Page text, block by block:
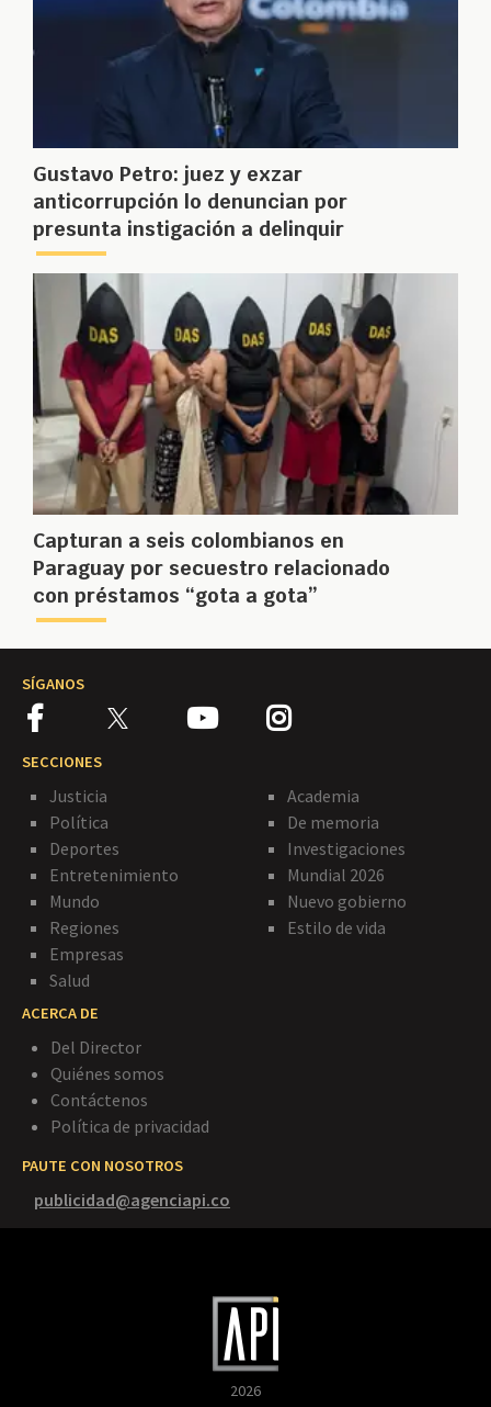
Gustavo Petro: juez y exzar
anticorrupción lo denuncian por
presunta instigación a delinquir
Capturan a seis colombianos en
Paraguay por secuestro relacionado
con préstamos “gota a gota”
SÍGANOS
SECCIONES
Justicia
Política
Deportes
Entretenimiento
Mundo
Regiones
Empresas
Salud
Academia
De memoria
Investigaciones
Mundial 2026
Nuevo gobierno
Estilo de vida
ACERCA DE
Del Director
Quiénes somos
Contáctenos
Política de privacidad
PAUTE CON NOSOTROS
publicidad@agenciapi.co
2026